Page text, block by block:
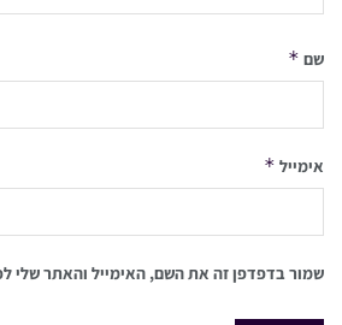
שם *
אימייל *
שמור בדפדפן זה את השם, האימייל והאתר שלי